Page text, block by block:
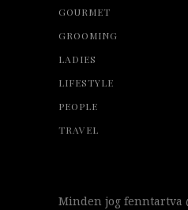
GOURMET
GROOMING
LADIES
LIFESTYLE
PEOPLE
TRAVEL
Minden jog fenntartva